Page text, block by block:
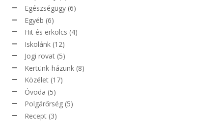
Egészségügy (6)
Egyéb (6)
Hit és erkölcs (4)
Iskolánk (12)
Jogi rovat (5)
Kertünk-házunk (8)
Közélet (17)
Óvoda (5)
Polgárőrség (5)
Recept (3)